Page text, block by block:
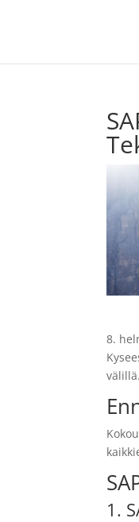
8.
välillä.
1.